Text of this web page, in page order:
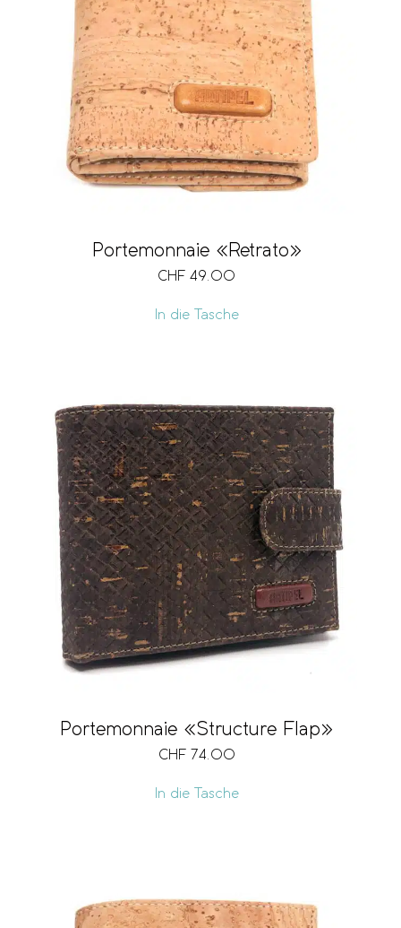
Portemonnaie «Retrato»
CHF 49.00
In die Tasche
Portemonnaie «Structure Flap»
CHF 74.00
In die Tasche